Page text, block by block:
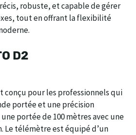
robuste, et capable de gérer
tout en offrant la flexibilité
D2
conçu pour les professionnels qui
portée et une précision
portée de 100 mètres avec une
Le télémètre est équipé d’un